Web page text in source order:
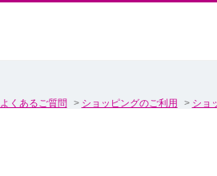
よくあるご質問 > ショッピングのご利用 > ショ